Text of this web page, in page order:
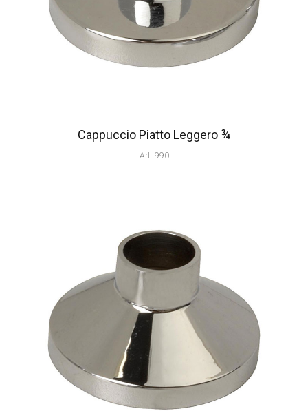
Cappuccio Piatto Leggero ¾
Art. 990